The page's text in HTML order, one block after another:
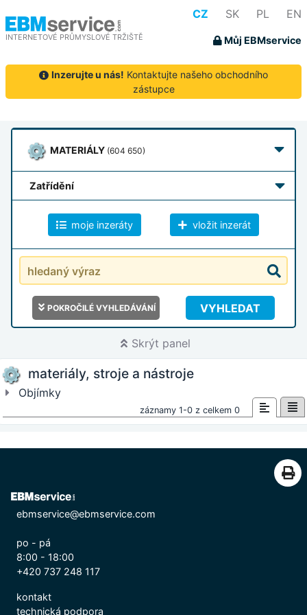
INTERNETOVÉ PRŮMYSLOVÉ TRŽIŠTĚ
CZ SK PL EN
Můj EBMservice
Inzerujte u nás! Kontaktujte našeho obchodního
zástupce
MATERIÁLY (604 650)
zatřídění
moje inzeráty vložit inzerát
POKROČILÉ VYHLEDÁVÁNÍ VYHLEDAT
Skrýt panel
materiály, stroje a nástroje
Objímky
záznamy 1-0 z celkem 0
ebmservice@ebmservice.com
po - pá
8:00 - 18:00
+420 737 248 117
kontakt
technická podpora